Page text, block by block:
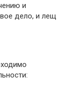
и
дело, и лещ